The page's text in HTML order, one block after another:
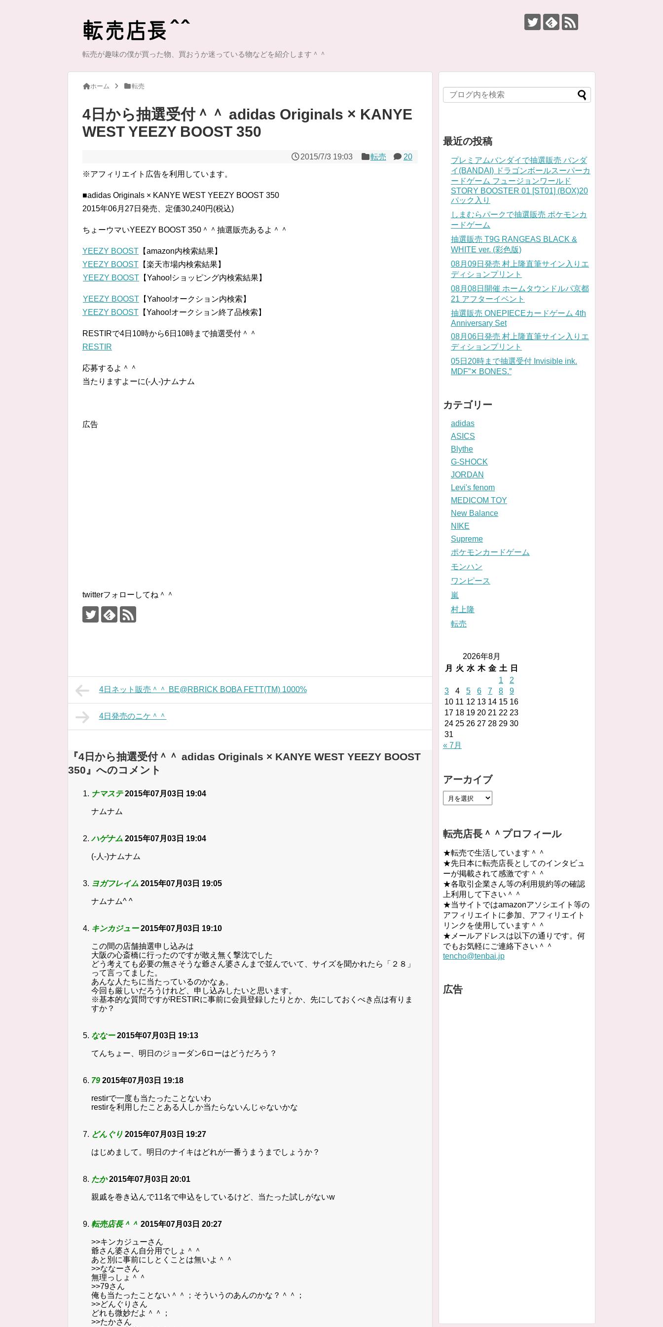
転売が趣味の僕が買った物、買おうか迷っている物などを紹介します＾＾
ホーム 転売
4日から抽選受付＾＾ adidas Originals × KANYE
WEST YEEZY BOOST 350
2015/7/3 19:03 転売 20
※アフィリエイト広告を利用しています。
■adidas Originals × KANYE WEST YEEZY BOOST 350
2015年06月27日発売、定価30,240円(税込)
ちょーウマいYEEZY BOOST 350＾＾抽選販売あるよ＾＾
YEEZY BOOST 【amazon内検索結果】
YEEZY BOOST 【楽天市場内検索結果】
YEEZY BOOST 【Yahoo!ショッピング内検索結果】
YEEZY BOOST 【Yahoo!オークション内検索】
YEEZY BOOST 【Yahoo!オークション終了品検索】
RESTIRで4日10時から6日10時まで抽選受付＾＾
RESTIR
応募するよ＾＾
当たりますよーに(-人-)ナムナム
広告
twitterフォローしてね＾＾
4日ネット販売＾＾ BE@RBRICK BOBA FETT(TM) 1000%
4日発売のニケ＾＾
『4日から抽選受付＾＾ adidas Originals × KANYE WEST YEEZY BOOST
350』へのコメント
ナマステ 2015年07月03日 19:04
ナムナム
ハゲナム 2015年07月03日 19:04
(-人-)ナムナム
ヨガフレイム 2015年07月03日 19:05
ナムナム^ ^
キンカジュー 2015年07月03日 19:10
この間の店舗抽選申し込みは
大阪の心斎橋に行ったのですが敢え無く撃沈でした
どう考えても必要の無さそうな爺さん婆さんまで並んでいて、サイズを聞かれたら「２８」
って言ってました。
あんな人たちに当たっているのかなぁ。
今回も厳しいだろうけれど、申し込みしたいと思います。
※基本的な質問ですがRESTIRに事前に会員登録したりとか、先にしておくべき点は有りま
すか？
ななー 2015年07月03日 19:13
てんちょー、明日のジョーダン6ローはどうだろう？
79 2015年07月03日 19:18
restirで一度も当たったことないわ
restirを利用したことある人しか当たらないんじゃないかな
どんぐり 2015年07月03日 19:27
はじめまして。明日のナイキはどれが一番うまうまでしょうか？
たか 2015年07月03日 20:01
親戚を巻き込んで11名で申込をしているけど、当たった試しがないw
転売店長＾＾ 2015年07月03日 20:27
>>キンカジューさん
爺さん婆さん自分用でしょ＾＾
あと別に事前にしとくことは無いよ＾＾
>>ななーさん
無理っしょ＾＾
>>79さん
俺も当たったことない＾＾；そういうのあんのかな？＾＾；
>>どんぐりさん
どれも微妙だよ＾＾；
>>たかさん
最近の投稿
プレミアムバンダイで抽選販売 バンダ
イ(BANDAI) ドラゴンボールスーパーカ
ードゲーム フュージョンワールド
STORY BOOSTER 01 [ST01] (BOX)20
パック入り
しまむらパークで抽選販売 ポケモンカ
ードゲーム
抽選販売 T9G RANGEAS BLACK &
WHITE ver. (彩色版)
08月09日発売 村上隆直筆サイン入りエ
ディションプリント
08月08日開催 ホームタウンドルパ京都
21 アフターイベント
抽選販売 ONEPIECEカードゲーム 4th
Anniversary Set
08月06日発売 村上隆直筆サイン入りエ
ディションプリント
05日20時まで抽選受付 Invisible ink.
MDF”✕ BONES.”
カテゴリー
adidas
ASICS
Blythe
G-SHOCK
JORDAN
Levi's fenom
MEDICOM TOY
New Balance
NIKE
Supreme
ポケモンカードゲーム
モンハン
ワンピース
嵐
村上隆
転売
2026年8月
月
火 水 木 金 土
日
1
2
3
4 5 6 7 8
9
10 11 12 13 14 15 16
17 18 19 20 21 22 23
24 25 26 27 28 29 30
31
« 7月
アーカイブ
転売店長＾＾プロフィール
★転売で生活しています＾＾
★先日本に転売店長としてのインタビュ
ーが掲載されて感激です＾＾
★各取引企業さん等の利用規約等の確認
上利用して下さい＾＾
★当サイトではamazonアソシエイト等の
アフィリエイトに参加、アフィリエイト
リンクを使用しています＾＾
★メールアドレスは以下の通りです。何
でもお気軽にご連絡下さい＾＾
tencho@tenbai.jp
広告